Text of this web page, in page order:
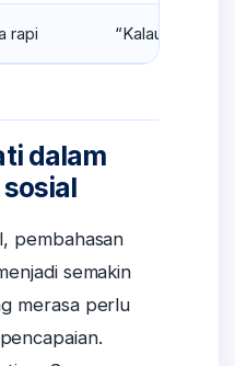
rapi “Kalau saya
dalam
pembahasan
semakin
merasa perlu